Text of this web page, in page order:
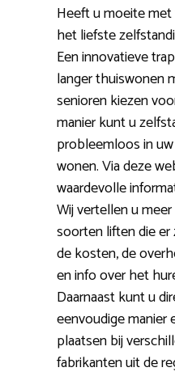
Heeft u moeite
het liefste
Een innovatieve
langer thuiswonen
senioren kiezen
manier kunt u
probleemloos in
wonen. Via deze
waardevolle
Wij vertellen u
soorten liften die er
de kosten, de
en info over het
Daarnaast kunt u
eenvoudige manier
plaatsen bij
fabrikanten uit de